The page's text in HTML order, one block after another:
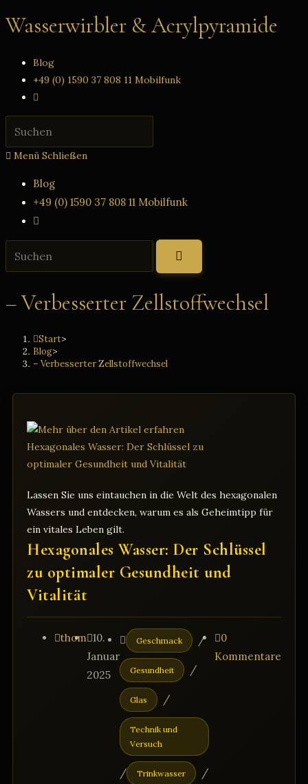
Inhalt
Wasserwirbler & Acrylpyramide
Blog
+49 (0) 1590 37 808 11 Mobilfunk
Website-
Suche
umschalten
search
Menü Schließen
Blog
+49 (0) 1590 37 808 11 Mobilfunk
Website-
Suche
umschalten
Website
– Verbesserter Zellstoffwechsel
Start>
Blog>
– Verbesserter Zellstoffwechsel
Lassen Sie uns eintauchen in die Welt des hexagonalen
Wassers und entdecken, warum es als Geheimtipp für
ein vitales Leben gilt.
Hexagonales Wasser: Der Schlüssel
zu optimaler Gesundheit und
Vitalität
Beitrags-
thomBeitrag
veröffentlicht:
10.
Januar
2025
Beitrags-
Kategorie:
Geschmack /
Gesundheit /
Glas /
Technik und
Versuch
/ Trinkwasser /
Beitrags-
Kommentare:
0
Kommentare